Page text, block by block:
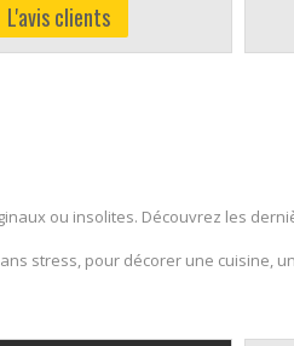
L'avis clients
ou insolites. Découvrez les
stress, pour décorer une cuisine,